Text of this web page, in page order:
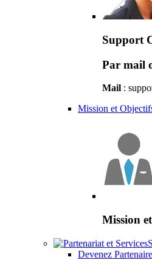
Support
Par mail
Mail :
Mission et
Mission
Devenez